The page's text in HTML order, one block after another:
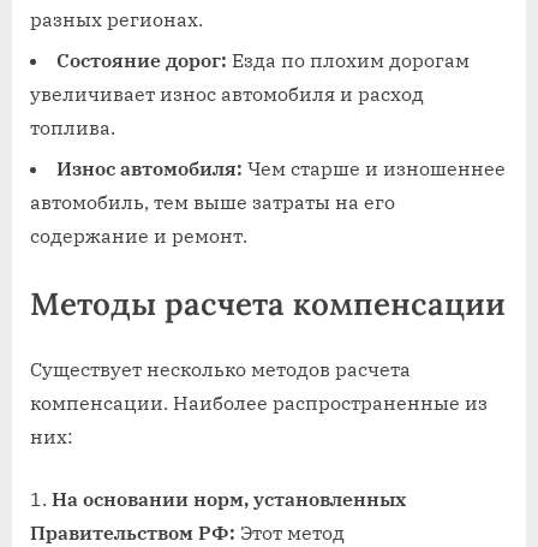
разных регионах.
Состояние дорог: Езда по плохим дорогам
увеличивает износ автомобиля и расход
топлива.
Износ автомобиля: Чем старше и изношеннее
автомобиль, тем выше затраты на его
содержание и ремонт.
Методы расчета компенсации
Существует несколько методов расчета
компенсации. Наиболее распространенные из
них:
На основании норм, установленных
Правительством РФ: Этот метод